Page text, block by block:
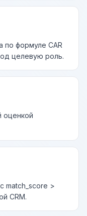
по формуле CAR
целевую роль.
оценкой
match_score >
CRM.